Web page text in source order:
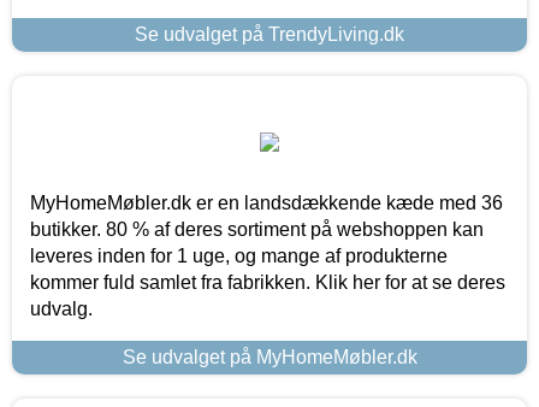
Se udvalget på TrendyLiving.dk
MyHomeMøbler.dk er en landsdækkende kæde med 36
butikker. 80 % af deres sortiment på webshoppen kan
leveres inden for 1 uge, og mange af produkterne
kommer fuld samlet fra fabrikken. Klik her for at se deres
udvalg.
Se udvalget på MyHomeMøbler.dk